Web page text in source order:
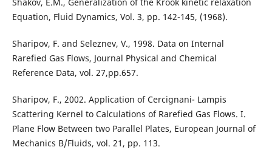
Shakov, E.M., Generalization of the Krook kinetic relaxation
Equation, Fluid Dynamics, Vol. 3, pp. 142-145, (1968).
Sharipov, F. and Seleznev, V., 1998. Data on Internal
Rarefied Gas Flows, Journal Physical and Chemical
Reference Data, vol. 27,pp.657.
Sharipov, F., 2002. Application of Cercignani- Lampis
Scattering Kernel to Calculations of Rarefied Gas Flows. I.
Plane Flow Between two Parallel Plates, European Journal of
Mechanics B/Fluids, vol. 21, pp. 113.